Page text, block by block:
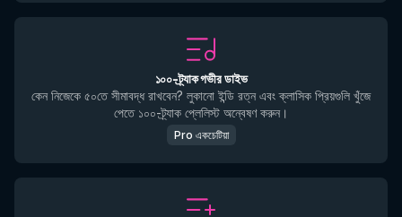
১০০-ট্র্যাক গভীর ডাইভ
কেন নিজেকে ৫০তে সীমাবদ্ধ রাখবেন? লুকানো ইন্ডি রত্ন এবং ক্লাসিক প্রিয়গুলি খুঁজে
পেতে ১০০-ট্র্যাক প্লেলিস্ট অন্বেষণ করুন।
Pro একচেটিয়া